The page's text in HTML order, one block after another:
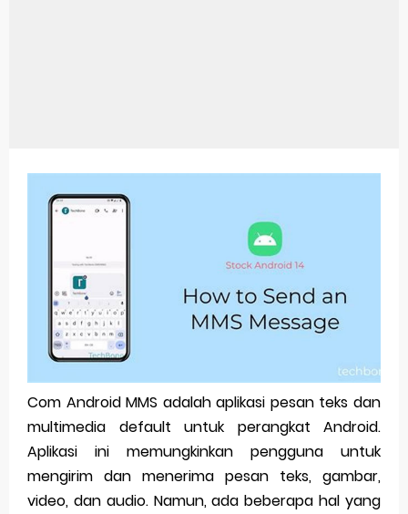
Bitcoin Miner Android: Apa Itu Dan Bagaimana Cara Menggunakannya
Pp Wa Couple Pasangan: Cara Terbaik Untuk Menjaga Hubungan
Cara Mengecek Windows Ori
Simpan Profil Ig Dengan Mudah
Aplikasi Togel Android: Solusi Praktis Untuk Pecinta Togel
Siap Video Call, tapi Download Aplikasinya Dulu, Abangku
Monday, 10 August
Com Android MMS adalah aplikasi pesan teks dan
multimedia default untuk perangkat Android.
Aplikasi ini memungkinkan pengguna untuk
mengirim dan menerima pesan teks, gambar,
video, dan audio. Namun, ada beberapa hal yang